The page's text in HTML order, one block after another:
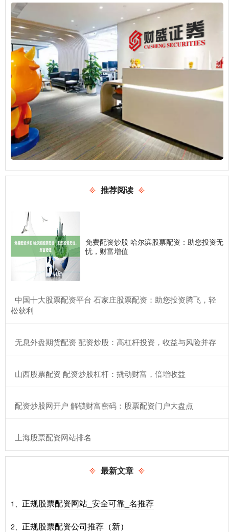
推荐阅读
免费配资炒股 哈尔滨股票配资：助您投资无
忧，财富增值
​中国十大股票配资平台 石家庄股票配资：助您投资腾飞，轻
松获利
​无息外盘期货配资 配资炒股：高杠杆投资，收益与风险并存
​山西股票配资 配资炒股杠杆：撬动财富，倍增收益
​配资炒股网开户 解锁财富密码：股票配资门户大盘点
​上海股票配资网站排名
最新文章
1、 正规股票配资网站_安全可靠_名推荐
2、 正规股票配资公司推荐（新）